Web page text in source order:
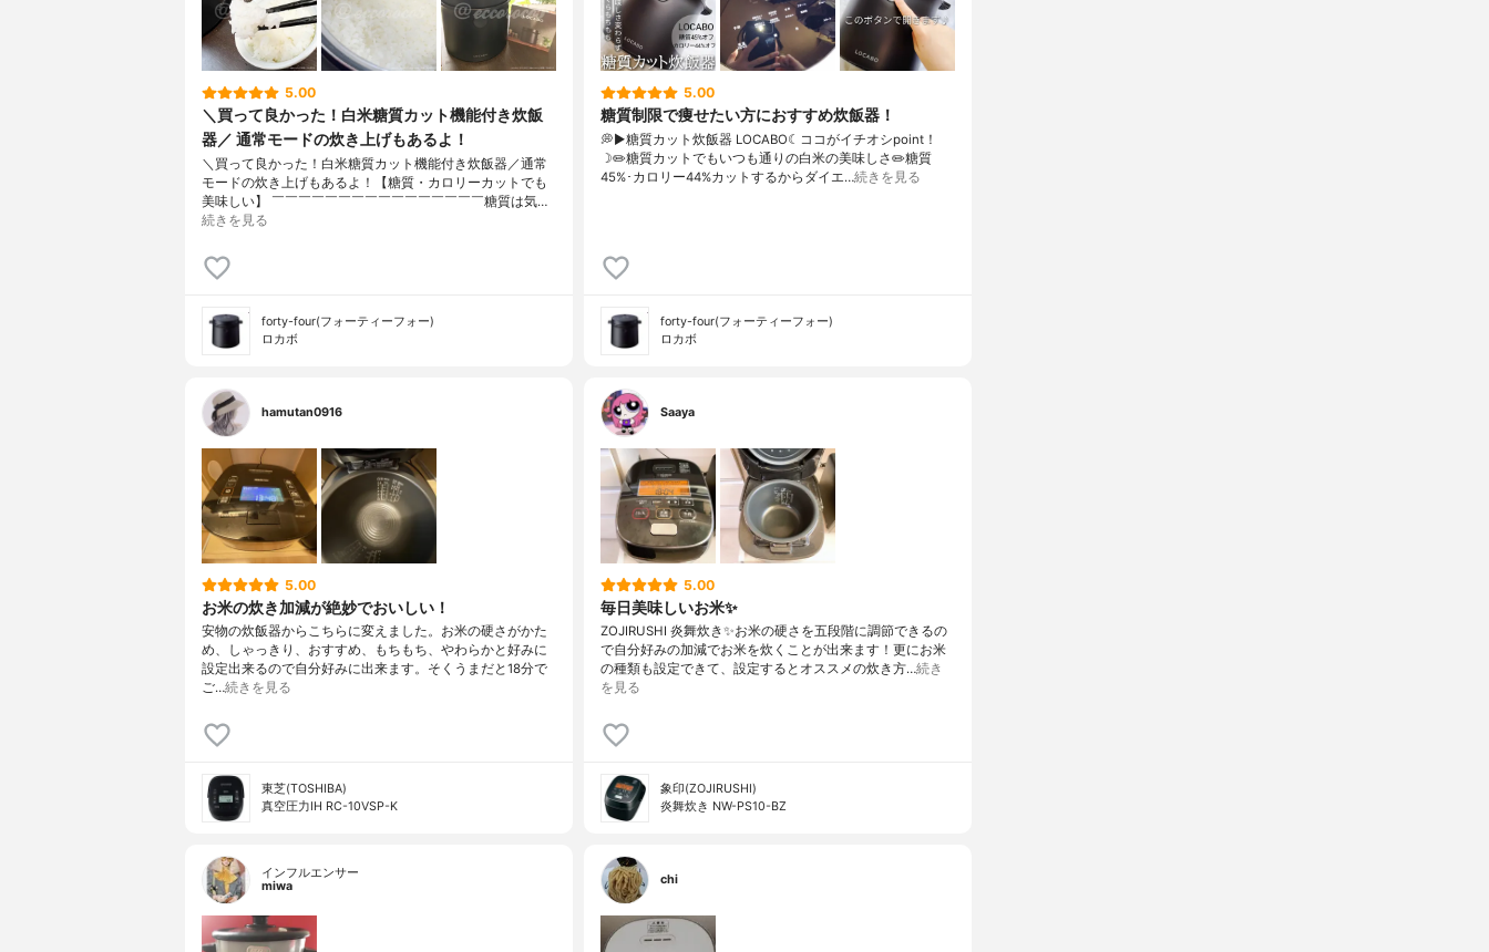
5.00
＼買って良かった！白米糖質カット機能付き炊飯
器／ 通常モードの炊き上げもあるよ！
＼買って良かった！白米糖質カット機能付き炊飯器／通常
モードの炊き上げもあるよ！⁡【糖質・カロリーカットでも
美味しい】 ￣￣￣￣￣￣￣￣￣￣￣￣￣￣￣￣⁡糖質は気…
続きを見る
forty-four(フォーティーフォー)
ロカボ
5.00
糖質制限で痩せたい方におすすめ炊飯器！
💭▶️糖質カット炊飯器 LOCABO☾ココがイチオシpoint！
☽✏️糖質カットでもいつも通りの白米の美味しさ✏️糖質
45%･カロリー44%カットするからダイエ…続きを見る
forty-four(フォーティーフォー)
ロカボ
hamutan0916
5.00
お米の炊き加減が絶妙でおいしい！
安物の炊飯器からこちらに変えました。お米の硬さがかた
め、しゃっきり、おすすめ、もちもち、やわらかと好みに
設定出来るので自分好みに出来ます。そくうまだと18分で
ご…続きを見る
東芝(TOSHIBA)
真空圧力IH RC-10VSP-K
Saaya
5.00
毎日美味しいお米✨
ZOJIRUSHI 炎舞炊き✨お米の硬さを五段階に調節できるの
で自分好みの加減でお米を炊くことが出来ます！更にお米
の種類も設定できて、設定するとオススメの炊き方…続き
を見る
象印(ZOJIRUSHI)
炎舞炊き NW-PS10-BZ
インフルエンサー
miwa
chi